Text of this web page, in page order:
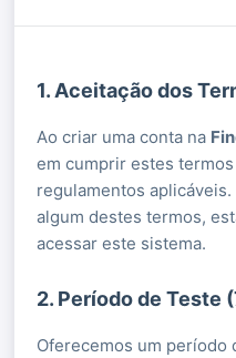
1. Aceitação dos
Ao criar uma conta na
em cumprir estes
regulamentos
algum destes termos,
acessar este sistema.
2. Período de Teste
Oferecemos um período